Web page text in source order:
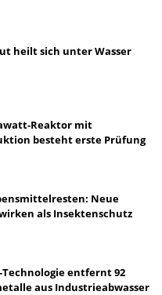
heilt sich unter Wasser
Reaktor mit
besteht erste Prüfung
Neue
als Insektenschutz
entfernt 92
aus Industrieabwasser